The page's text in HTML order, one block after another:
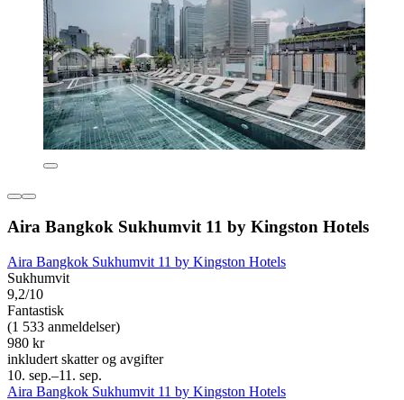
Aira Bangkok Sukhumvit 11 by Kingston Hotels
Aira Bangkok Sukhumvit 11 by Kingston Hotels
Sukhumvit
9,2/10
Fantastisk
(1 533 anmeldelser)
980 kr
inkludert skatter og avgifter
10. sep.–11. sep.
Aira Bangkok Sukhumvit 11 by Kingston Hotels